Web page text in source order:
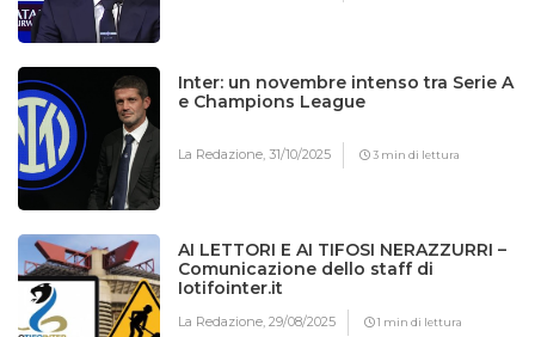
Inter: un novembre intenso tra Serie A
e Champions League
La Redazione,31/10/2025 3 min di lettura
AI LETTORI E AI TIFOSI NERAZZURRI –
Comunicazione dello staff di
Iotifointer.it
La Redazione,29/08/2025 1 min di lettura